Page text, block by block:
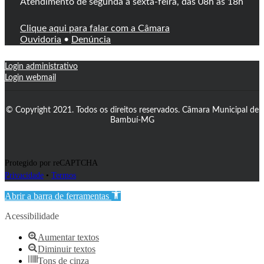
Atendimento de segunda a sexta-feira, das 08h às 18h
Clique aqui para falar com a Câmara
Ouvidoria • Denúncia
Login administrativo
Login webmail
© Copyright 2021. Todos os direitos reservados. Câmara Municipal de
Bambuí-MG
Protegido por reCAPTCHA
Privacidade • Termos
Abrir a barra de ferramentas
Acessibilidade
Aumentar textos
Diminuir textos
Tons de cinza